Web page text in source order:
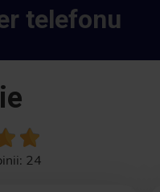
007
telefonu
24